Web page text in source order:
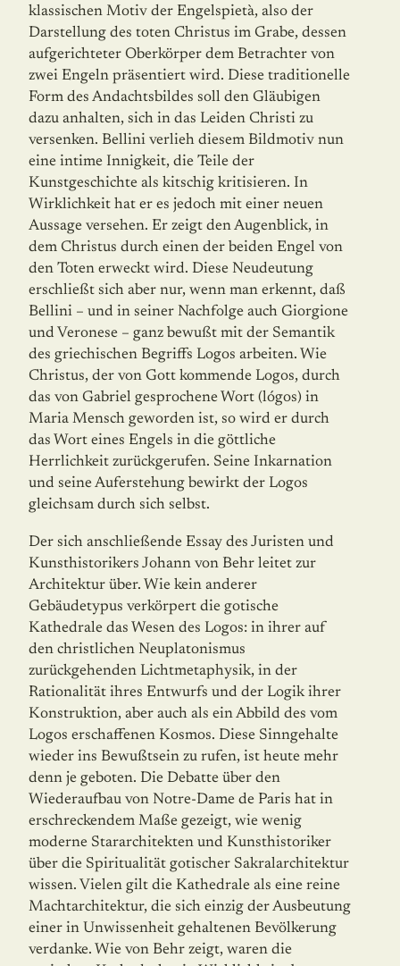
klassischen Motiv der Engelspietà, also der
Darstellung des toten Christus im Grabe, dessen
aufgerichteter Oberkörper dem Betrachter von
zwei Engeln präsentiert wird. Diese traditionelle
Form des Andachtsbildes soll den Gläubigen
dazu anhalten, sich in das Leiden Christi zu
versenken. Bellini verlieh diesem Bildmotiv nun
eine intime Innigkeit, die Teile der
Kunstgeschichte als kitschig kritisieren. In
Wirklichkeit hat er es jedoch mit einer neuen
Aussage versehen. Er zeigt den Augenblick, in
dem Christus durch einen der beiden Engel von
den Toten erweckt wird. Diese Neudeutung
erschließt sich aber nur, wenn man erkennt, daß
Bellini – und in seiner Nachfolge auch Giorgione
und Veronese – ganz bewußt mit der Semantik
des griechischen Begriffs Logos arbeiten. Wie
Christus, der von Gott kommende Logos, durch
das von Gabriel gesprochene Wort (lógos) in
Maria Mensch geworden ist, so wird er durch
das Wort eines Engels in die göttliche
Herrlichkeit zurückgerufen. Seine Inkarnation
und seine Auferstehung bewirkt der Logos
gleichsam durch sich selbst.
Der sich anschließende Essay des Juristen und
Kunsthistorikers Johann von Behr leitet zur
Architektur über. Wie kein anderer
Gebäudetypus verkörpert die gotische
Kathedrale das Wesen des Logos: in ihrer auf
den christlichen Neuplatonismus
zurückgehenden Lichtmetaphysik, in der
Rationalität ihres Entwurfs und der Logik ihrer
Konstruktion, aber auch als ein Abbild des vom
Logos erschaffenen Kosmos. Diese Sinngehalte
wieder ins Bewußtsein zu rufen, ist heute mehr
denn je geboten. Die Debatte über den
Wiederaufbau von Notre-Dame de Paris hat in
erschreckendem Maße gezeigt, wie wenig
moderne Stararchitekten und Kunsthistoriker
über die Spiritualität gotischer Sakralarchitektur
wissen. Vielen gilt die Kathedrale als eine reine
Machtarchitektur, die sich einzig der Ausbeutung
einer in Unwissenheit gehaltenen Bevölkerung
verdanke. Wie von Behr zeigt, waren die